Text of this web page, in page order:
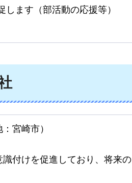
ます（部活動の応援等）
：宮崎市）
付けを促進しており、将来の